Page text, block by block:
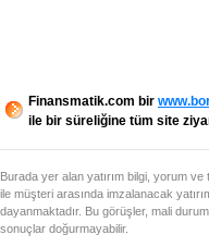
Finansmatik.com bir
ile bir süreliğine tüm site
Burada yer alan yatırım bilgi, yorum ve
ile müşteri arasında imzalanacak
dayanmaktadır. Bu görüşler, mali
sonuçlar doğurmayabilir.